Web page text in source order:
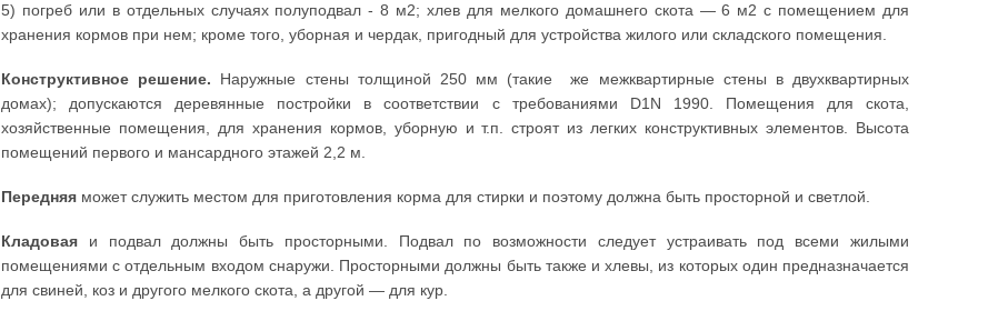
5) погреб или в отдельных случаях полуподвал - 8 м2; хлев для мелкого домашнего скота — 6 м2 с помещением для
хранения кормов при нем; кроме того, уборная и чердак, пригодный для устройства жилого или складского помещения.
Конструктивное решение. Наружные стены толщиной 250 мм (такие же межквартирные стены в двухквартирных
домах); допускаются деревянные постройки в соответствии с требованиями D1N 1990. Помещения для скота,
хозяйственные помещения, для хранения кормов, уборную и т.п. строят из легких конструктивных элементов. Высота
помещений первого и мансардного этажей 2,2 м.
Передняя может служить местом для приготовления корма для стирки и поэтому должна быть просторной и светлой.
Кладовая и подвал должны быть просторными. Подвал по возможности следует устраивать под всеми жилыми
помещениями с отдельным входом снаружи. Просторными должны быть также и хлевы, из которых один предназначается
для свиней, коз и другого мелкого скота, а другой — для кур.